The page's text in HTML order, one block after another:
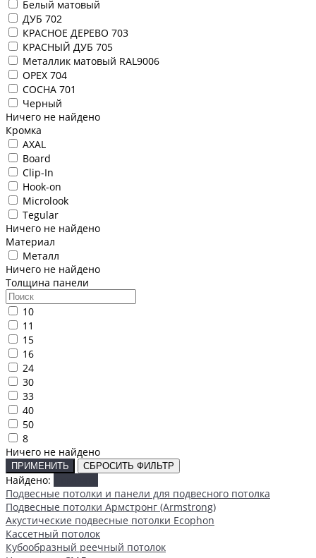
Белый матовый
ДУБ 702
КРАСНОЕ ДЕРЕВО 703
КРАСНЫЙ ДУБ 705
Металлик матовый RAL9006
ОРЕХ 704
СОСНА 701
Черный
Ничего не найдено
Кромка
AXAL
Board
Clip-In
Hook-on
Microlook
Tegular
Ничего не найдено
Материал
Металл
Ничего не найдено
Толщина панели
10
11
15
16
24
30
33
40
50
8
Ничего не найдено
ПРИМЕНИТЬ СБРОСИТЬ ФИЛЬТР
Найдено:
Подвесные потолки и панели для подвесного потолка
Подвесные потолки Армстронг (Armstrong)
Акустические подвесные потолки Ecophon
Кассетный потолок
Кубообразный реечный потолок